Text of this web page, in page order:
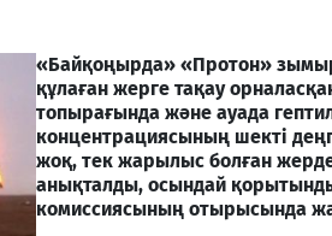
«Байқоңырда» «Протон»
құлаған жерге тақау
топырағында және ауада
концентрациясының шекті
жоқ, тек жарылыс болған
анықталды, осындай
комиссиясының отырысында